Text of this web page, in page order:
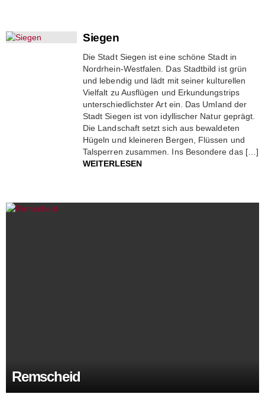
Siegen
Die Stadt Siegen ist eine schöne Stadt in
Nordrhein-Westfalen. Das Stadtbild ist grün
und lebendig und lädt mit seiner kulturellen
Vielfalt zu Ausflügen und Erkundungstrips
unterschiedlichster Art ein. Das Umland der
Stadt Siegen ist von idyllischer Natur geprägt.
Die Landschaft setzt sich aus bewaldeten
Hügeln und kleineren Bergen, Flüssen und
Talsperren zusammen. Ins Besondere das […]
WEITERLESEN
Remscheid